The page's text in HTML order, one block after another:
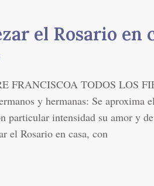
el Rosario en
FRANCISCOA TODOS LOS
y hermanas: Se aproxima
particular intensidad su amor y
el Rosario en casa, con